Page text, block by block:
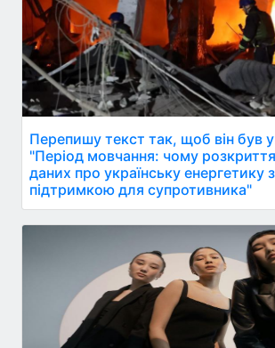
Перепишу текст так, щоб він був
"Період мовчання: чому
даних про українську енергетику
підтримкою для супротивника"